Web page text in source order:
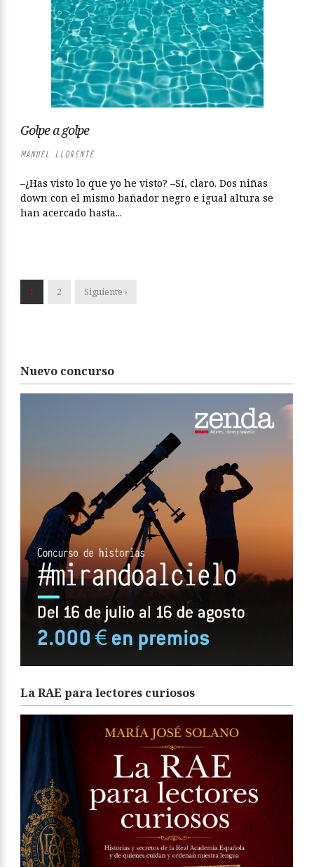
Golpe a golpe
MANUEL LLORENTE
–¿Has visto lo que yo he visto? –Sí, claro. Dos niñas
down con el mismo bañador negro e igual altura se
han acercado hasta...
1 2 Siguiente ›
Nuevo concurso
La RAE para lectores curiosos